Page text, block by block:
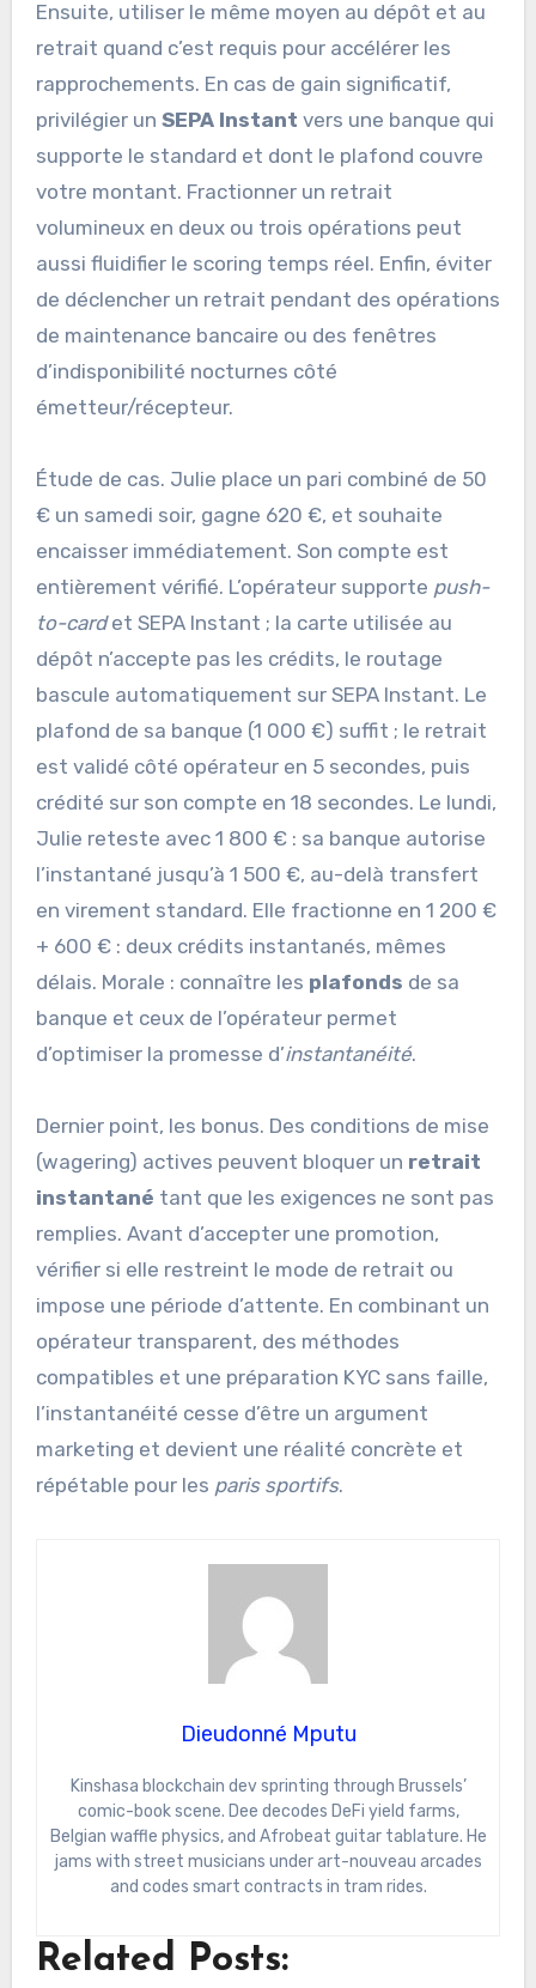
Ensuite, utiliser le même moyen au dépôt et au
retrait quand c’est requis pour accélérer les
rapprochements. En cas de gain significatif,
privilégier un SEPA Instant vers une banque qui
supporte le standard et dont le plafond couvre
votre montant. Fractionner un retrait
volumineux en deux ou trois opérations peut
aussi fluidifier le scoring temps réel. Enfin, éviter
de déclencher un retrait pendant des opérations
de maintenance bancaire ou des fenêtres
d’indisponibilité nocturnes côté
émetteur/récepteur.
Étude de cas. Julie place un pari combiné de 50
€ un samedi soir, gagne 620 €, et souhaite
encaisser immédiatement. Son compte est
entièrement vérifié. L’opérateur supporte push-
to-cardet SEPA Instant ; la carte utilisée au
dépôt n’accepte pas les crédits, le routage
bascule automatiquement sur SEPA Instant. Le
plafond de sa banque (1 000 €) suffit ; le retrait
est validé côté opérateur en 5 secondes, puis
crédité sur son compte en 18 secondes. Le lundi,
Julie reteste avec 1 800 € : sa banque autorise
l’instantané jusqu’à 1 500 €, au-delà transfert
en virement standard. Elle fractionne en 1 200 €
+ 600 € : deux crédits instantanés, mêmes
délais. Morale : connaître les plafonds de sa
banque et ceux de l’opérateur permet
d’optimiser la promesse d’instantanéité.
Dernier point, les bonus. Des conditions de mise
(wagering) actives peuvent bloquer un retrait
instantané tant que les exigences ne sont pas
remplies. Avant d’accepter une promotion,
vérifier si elle restreint le mode de retrait ou
impose une période d’attente. En combinant un
opérateur transparent, des méthodes
compatibles et une préparation KYC sans faille,
l’instantanéité cesse d’être un argument
marketing et devient une réalité concrète et
répétable pour les paris sportifs.
Dieudonné Mputu
Kinshasa blockchain dev sprinting through Brussels’
comic-book scene. Dee decodes DeFi yield farms,
Belgian waffle physics, and Afrobeat guitar tablature. He
jams with street musicians under art-nouveau arcades
and codes smart contracts in tram rides.
Related Posts: